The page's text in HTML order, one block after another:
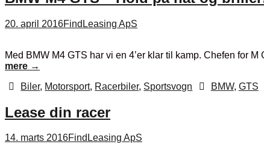
20. april 2016FindLeasing ApS
Med BMW M4 GTS har vi en 4’er klar til kamp. Chefen for
mere →
Biler, Motorsport, Racerbiler, Sportsvogn BMW, GTS
Lease din racer
14. marts 2016FindLeasing ApS